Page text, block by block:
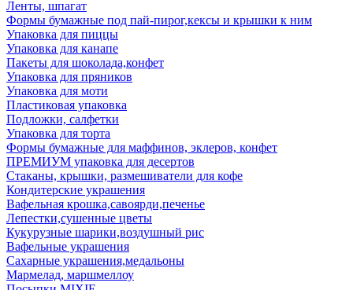
Ленты, шпагат
Формы бумажные под пай-пирог,кексы и крышки к ним
Упаковка для пиццы
Упаковка для канапе
Пакеты для шоколада,конфет
Упаковка для пряников
Упаковка для моти
Пластиковая упаковка
Подложки, салфетки
Упаковка для торта
Формы бумажные для маффинов, эклеров, конфет
ПРЕМИУМ упаковка для десертов
Стаканы, крышки, размешиватели для кофе
Кондитерские украшения
Вафельная крошка,савоярди,печенье
Лепестки,сушенные цветы
Кукурузные шарики,воздушный рис
Вафельные украшения
Сахарные украшения,медальоны
Мармелад, маршмеллоу